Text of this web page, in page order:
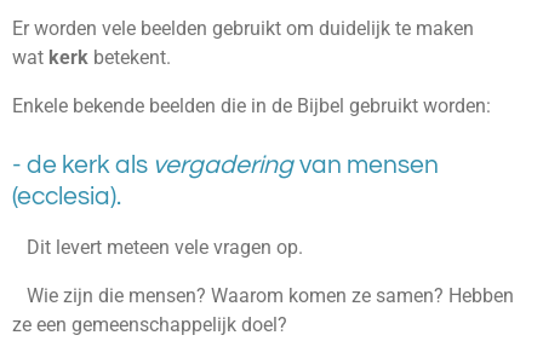
Er worden vele beelden gebruikt om duidelijk te maken
wat kerk betekent.
Enkele bekende beelden die in de Bijbel gebruikt worden:
- de kerk als vergaderingvan mensen
(ecclesia).
Dit levert meteen vele vragen op.
Wie zijn die mensen? Waarom komen ze samen? Hebben
ze een gemeenschappelijk doel?